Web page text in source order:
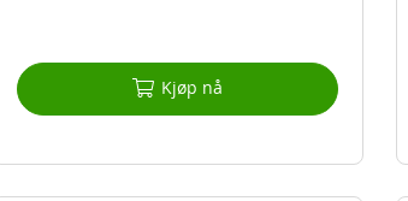
Kjøp nå